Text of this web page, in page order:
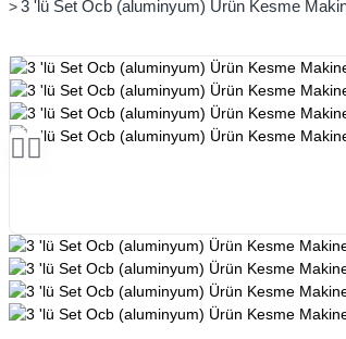
3 'lü Set Ocb (aluminyum) Ürün Kesme